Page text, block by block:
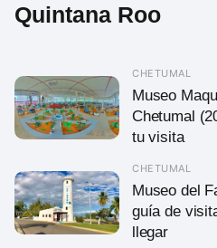
Quintana Roo
CHETUMAL
Museo
Chetumal
tu visita
CHETUMAL
Museo del
guía de
llegar